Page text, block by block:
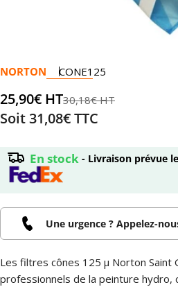
NORTON CONE125
Prix
vente
25,90€ HT
Prix
30,18€ HT
Soit31,08€TTC
En stock - Livraison prévue le
Une urgence ? Appelez-
Les filtres cônes 125 µ Norton Saint
professionnels de la peinture hydro,